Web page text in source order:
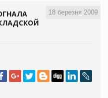
18 березня 2009